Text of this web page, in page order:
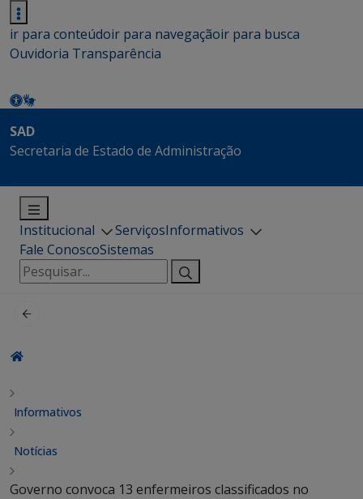
ir para conteúdoir para navegaçãoir para busca
Ouvidoria Transparência
SAD
Secretaria de Estado de Administração
Institucional ServiçosInformativos
Fale ConoscoSistemas
Pesquisar
por:
Informativos
Notícias
Governo convoca 13 enfermeiros classificados no